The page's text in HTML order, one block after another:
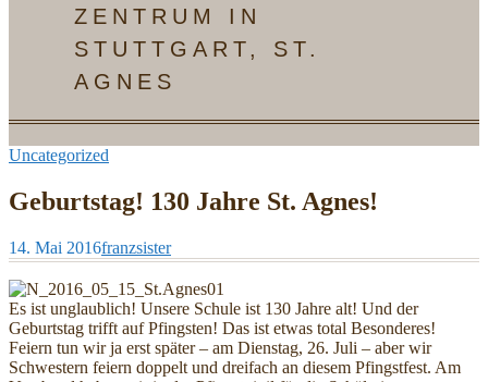
ZENTRUM IN
STUTTGART, ST.
AGNES
Uncategorized
Geburtstag! 130 Jahre St. Agnes!
14. Mai 2016franzsister
Es ist unglaublich! Unsere Schule ist 130 Jahre alt! Und der
Geburtstag trifft auf Pfingsten! Das ist etwas total Besonderes!
Feiern tun wir ja erst später – am Dienstag, 26. Juli – aber wir
Schwestern feiern doppelt und dreifach an diesem Pfingstfest. Am